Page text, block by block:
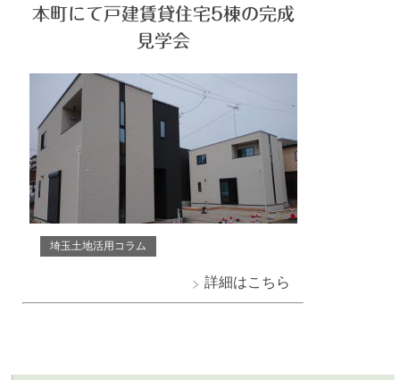
本町にて戸建賃貸住宅5棟の完成
見学会
埼玉土地活用コラム
詳細はこちら